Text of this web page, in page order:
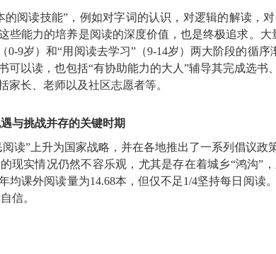
的阅读技能”，例如对字词的认识，对逻辑的解读，
些能力的培养是阅读的深度价值，也是终极追求。大
0-9岁）和“用阅读去学习”（9-14岁）两大阶段的循
可以读，也包括“有协助能力的大人”辅导其完成选书
家长、老师以及社区志愿者等。
与挑战并存的关键时期
读”上升为国家战略，并在各地推出了一系列倡议政
现实情况仍然不容乐观，尤其是存在着城乡“鸿沟”
均课外阅读量为14.68本，但仅不足1/4坚持每日阅读
信。